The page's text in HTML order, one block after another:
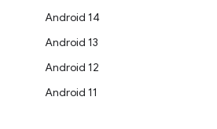
Android 14
Android 13
Android 12
Android 11